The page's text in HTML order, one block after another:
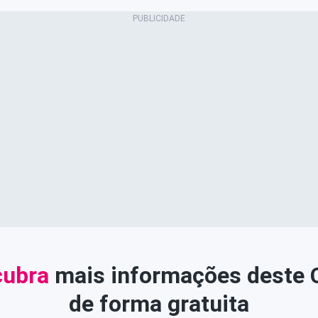
mais informações deste
de forma gratuita